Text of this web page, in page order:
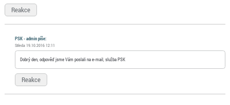
Reakce
PSK - admin píše:
Středa 19.10.2016 12:11
Dobrý den, odpověď jsme Vám poslali na e-mail, služba PSK
Reakce